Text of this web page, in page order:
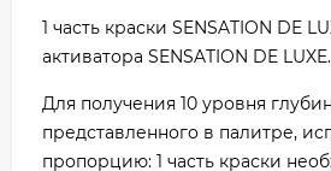
1 часть краски SENSATION DE
активатора SENSATION DE LUXE.
Для получения 10 уровня
представленного в палитре,
пропорцию: 1 часть краски